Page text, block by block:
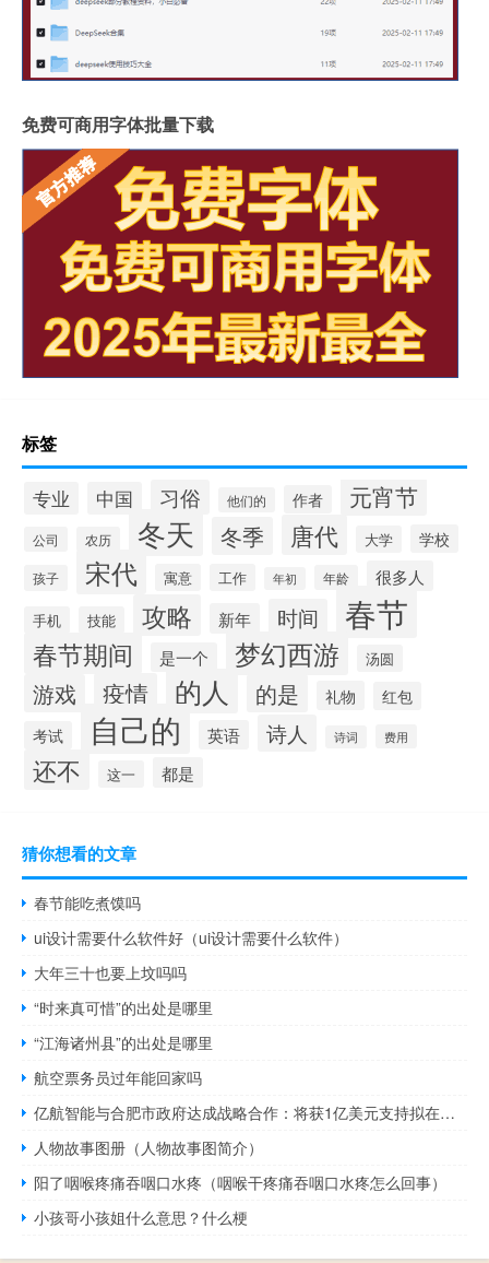
免费可商用字体批量下载
标签
专业 中国 习俗 他们的 作者 元宵节
公司 农历 冬天 冬季 唐代 大学 学校
孩子 宋代 寓意 工作 年初 年龄 很多人
手机 技能 攻略 新年 时间 春节
春节期间 是一个 梦幻西游 汤圆
游戏 疫情 的人 的是 礼物
红包
考试
自己的 英语 诗人 诗词 费用
还不 这一 都是
猜你想看的文章
春节能吃煮馍吗
ui设计需要什么软件好（ui设计需要什么软件）
大年三十也要上坟吗吗
“时来真可惜”的出处是哪里
“江海诸州县”的出处是哪里
航空票务员过年能回家吗
亿航智能与合肥市政府达成战略合作：将获1亿美元支持拟在合肥市设立华东区域总部
人物故事图册（人物故事图简介）
阳了咽喉疼痛吞咽口水疼（咽喉干疼痛吞咽口水疼怎么回事）
小孩哥小孩姐什么意思？什么梗